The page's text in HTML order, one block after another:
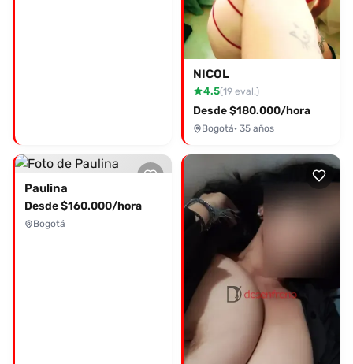
NICOL
4.5(19 eval.)
Desde $180.000/hora
Bogotá· 35 años
Paulina
Desde $160.000/hora
Bogotá